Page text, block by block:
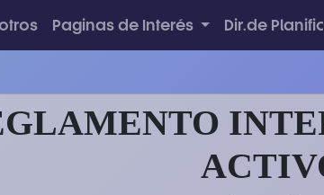
Paginas de Interés Dir.de